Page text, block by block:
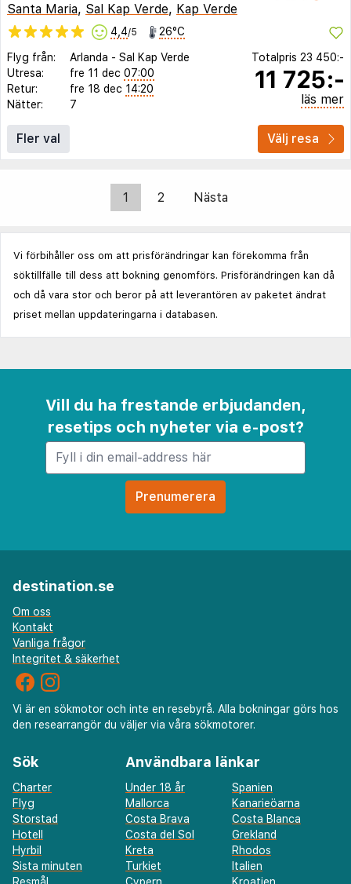
Santa Maria, Sal Kap Verde, Kap Verde
4,4/5 26°C
Flyg från: Arlanda - Sal Kap Verde
Utresa:
fre 11 dec 07:00
Retur:
fre 18 dec 14:20
Nätter:
7
Totalpris 23 450:-
11 725:-
läs mer
Fler val Välj resa
1 2 Nästa
Vi förbihåller oss om att prisförändringar kan förekomma från
söktillfälle till dess att bokning genomförs. Prisförändringen kan då
och då vara stor och beror på att leverantören av paketet ändrat
priset mellan uppdateringarna i databasen.
Vill du ha frestande erbjudanden,
resetips och nyheter via e-post?
destination.se
Om oss
Kontakt
Vanliga frågor
Integritet & säkerhet
Vi är en sökmotor och inte en resebyrå. Alla bokningar görs hos
den researrangör du väljer via våra sökmotorer.
Sök
Charter
Flyg
Storstad
Hotell
Hyrbil
Sista minuten
Användbara länkar
Under 18 år
Spanien
Mallorca
Kanarieöarna
Costa Brava
Costa Blanca
Costa del Sol
Grekland
Kreta
Rhodos
Turkiet
Italien